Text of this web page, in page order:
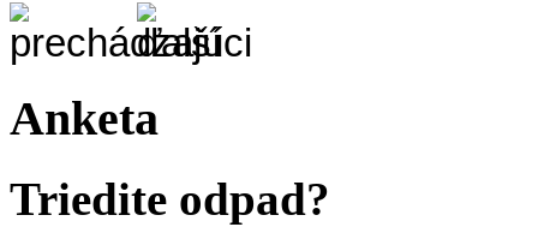
Anketa
Triedite odpad?